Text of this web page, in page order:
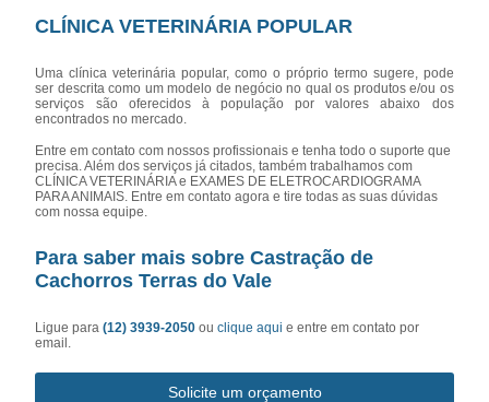
CLÍNICA VETERINÁRIA POPULAR
Uma clínica veterinária popular, como o próprio termo sugere, pode
ser descrita como um modelo de negócio no qual os produtos e/ou os
serviços são oferecidos à população por valores abaixo dos
encontrados no mercado.
Entre em contato com nossos profissionais e tenha todo o suporte que
precisa. Além dos serviços já citados, também trabalhamos com
CLÍNICA VETERINÁRIA e EXAMES DE ELETROCARDIOGRAMA
PARA ANIMAIS. Entre em contato agora e tire todas as suas dúvidas
com nossa equipe.
Para saber mais sobre Castração de
Cachorros Terras do Vale
Ligue para(12) 3939-2050ouclique aqui e entre em contato por
email.
Solicite um orçamento